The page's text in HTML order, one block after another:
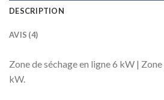
DESCRIPTION
AVIS (4)
Zone de séchage en ligne 6 kW |
kW.